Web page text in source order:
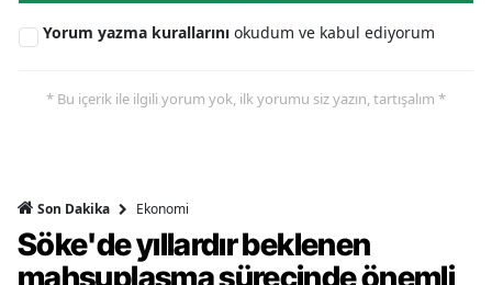
Yorum yazma kurallarını okudum ve kabul ediyorum
* Bu içerik ile ilgili yorum yok, ilk yorumu siz yazın, tartışalım *
Son Dakika Ekonomi
Söke'de yıllardır beklenen
mahsuplaşma sürecinde önemli